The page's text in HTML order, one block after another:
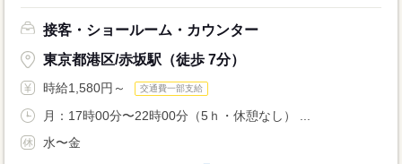
接客・ショールーム・カウンター
東京都港区/赤坂駅（徒歩 7分）
時給1,580円～ 交通費一部支給
月：17時00分〜22時00分（5ｈ・休憩なし） ...
水〜金